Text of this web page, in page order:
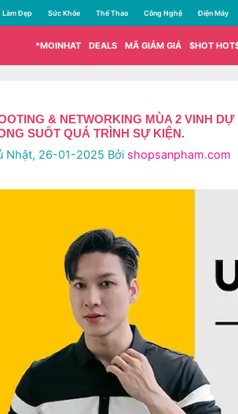
Làm Đẹp Sức Khỏe Thể Thao Công Nghệ Điện Máy
*MOINHAT DEALS MÃ GIẢM GIÁ $HOT
& NETWORKING MÙA 2 VINH
SUỐT QUÁ TRÌNH SỰ KIỆN.
Nhật, 26-01-2025 Bởi shopsanpham.com